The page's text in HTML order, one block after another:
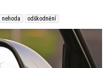
nehoda odškodnění